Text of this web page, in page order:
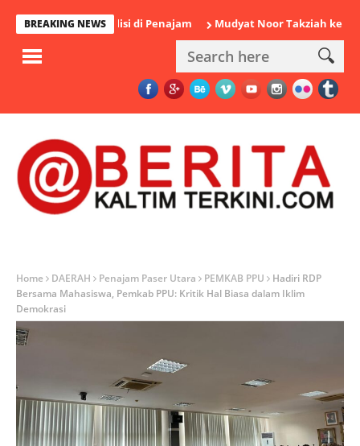
BREAKING NEWS
Polisi di Penajam Mudyat Noor Takziah ke Rumah
Home DAERAH Penajam Paser Utara PEMKAB PPU
Hadiri RDP
Bersama Mahasiswa, Pemkab PPU: Kritik Hal Biasa dalam Iklim
Demokrasi